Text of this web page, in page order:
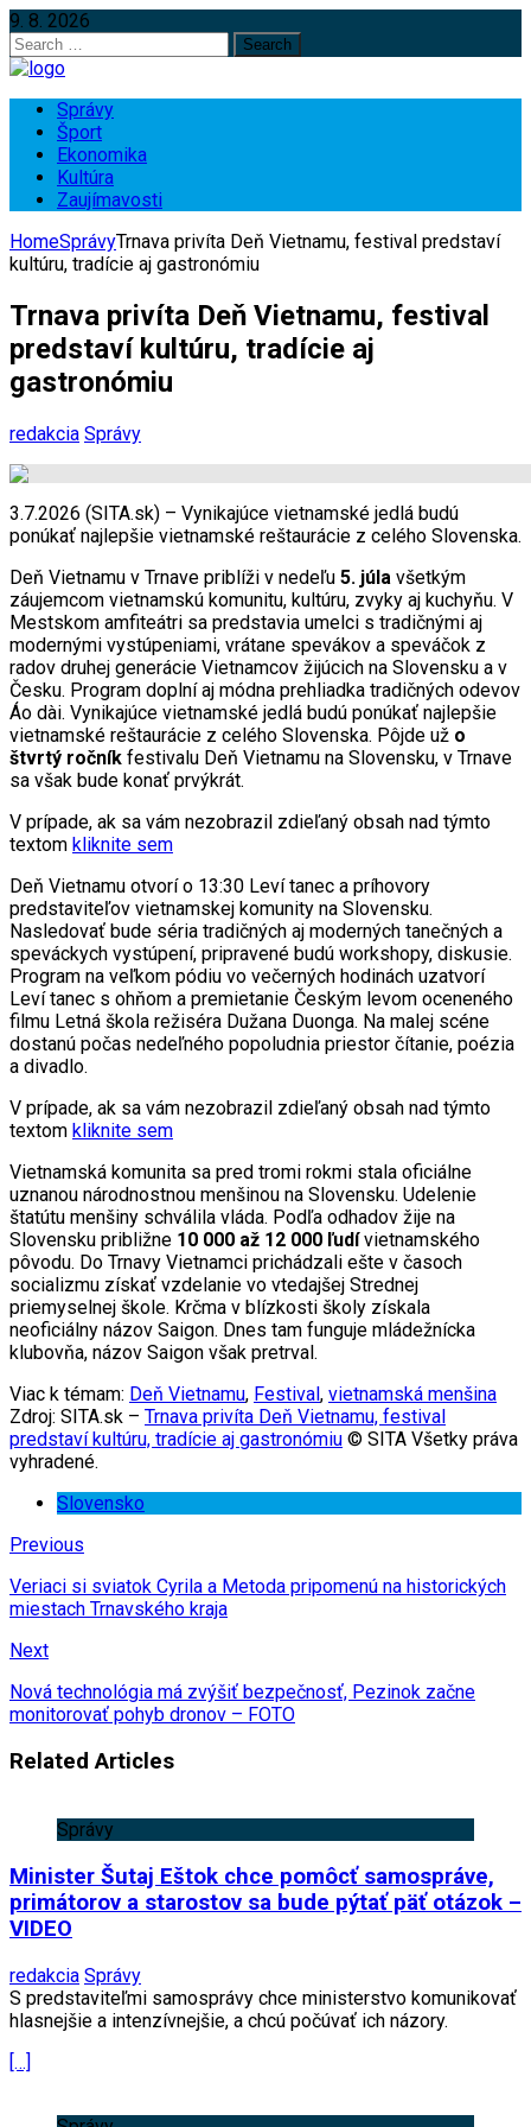
9. 8. 2026
Search
for:
Správy
Šport
Ekonomika
Kultúra
Zaujímavosti
HomeSprávyTrnava privíta Deň Vietnamu, festival predstaví
kultúru, tradície aj gastronómiu
Trnava privíta Deň Vietnamu, festival
predstaví kultúru, tradície aj
gastronómiu
redakcia Správy
3.7.2026 (SITA.sk) – Vynikajúce vietnamské jedlá budú
ponúkať najlepšie vietnamské reštaurácie z celého Slovenska.
Deň Vietnamu v Trnave priblíži v nedeľu 5. júla všetkým
záujemcom vietnamskú komunitu, kultúru, zvyky aj kuchyňu. V
Mestskom amfiteátri sa predstavia umelci s tradičnými aj
modernými vystúpeniami, vrátane spevákov a speváčok z
radov druhej generácie Vietnamcov žijúcich na Slovensku a v
Česku. Program doplní aj módna prehliadka tradičných odevov
Áo dài. Vynikajúce vietnamské jedlá budú ponúkať najlepšie
vietnamské reštaurácie z celého Slovenska. Pôjde už o
štvrtý ročník festivalu Deň Vietnamu na Slovensku, v Trnave
sa však bude konať prvýkrát.
V prípade, ak sa vám nezobrazil zdieľaný obsah nad týmto
textom kliknite sem
Deň Vietnamu otvorí o 13:30 Leví tanec a príhovory
predstaviteľov vietnamskej komunity na Slovensku.
Nasledovať bude séria tradičných aj moderných tanečných a
speváckych vystúpení, pripravené budú workshopy, diskusie.
Program na veľkom pódiu vo večerných hodinách uzatvorí
Leví tanec s ohňom a premietanie Českým levom oceneného
filmu Letná škola režiséra Dužana Duonga. Na malej scéne
dostanú počas nedeľného popoludnia priestor čítanie, poézia
a divadlo.
V prípade, ak sa vám nezobrazil zdieľaný obsah nad týmto
textom kliknite sem
Vietnamská komunita sa pred tromi rokmi stala oficiálne
uznanou národnostnou menšinou na Slovensku. Udelenie
štatútu menšiny schválila vláda. Podľa odhadov žije na
Slovensku približne 10 000 až 12 000 ľudívietnamského
pôvodu. Do Trnavy Vietnamci prichádzali ešte v časoch
socializmu získať vzdelanie vo vtedajšej Strednej
priemyselnej škole. Krčma v blízkosti školy získala
neoficiálny názov Saigon. Dnes tam funguje mládežnícka
klubovňa, názov Saigon však pretrval.
Viac k témam: Deň Vietnamu, Festival, vietnamská menšina
Zdroj: SITA.sk – Trnava privíta Deň Vietnamu, festival
predstaví kultúru, tradície aj gastronómiu © SITA Všetky práva
vyhradené.
Slovensko
Previous
Veriaci si sviatok Cyrila a Metoda pripomenú na historických
miestach Trnavského kraja
Next
Nová technológia má zvýšiť bezpečnosť, Pezinok začne
monitorovať pohyb dronov – FOTO
Related Articles
Správy
Minister Šutaj Eštok chce pomôcť samospráve,
primátorov a starostov sa bude pýtať päť otázok –
VIDEO
redakcia Správy
S predstaviteľmi samosprávy chce ministerstvo komunikovať
hlasnejšie a intenzívnejšie, a chcú počúvať ich názory.
[…]